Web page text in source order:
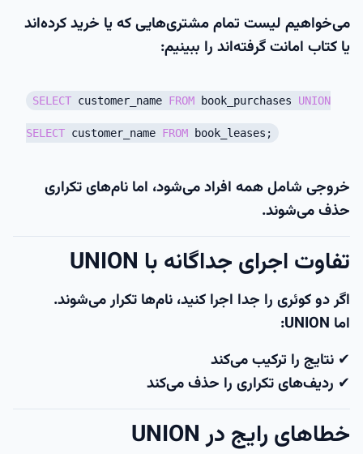
می‌خواهیم لیست تمام مشتری‌هایی کهیا خرید کرده‌اند
یا کتاب امانت گرفته‌اند را ببینیم:
SELECT customer_name FROM book_purchases UNION
SELECT customer_name FROM book_leases;
خروجی شامل همه افراد می‌شود، اما نام‌های تکراری
حذف می‌شوند.
تفاوت اجرای جداگانه با UNION
اگر دو کوئری را جدا اجرا کنید، نام‌ها تکرار می‌شوند.
اما UNION:
✔ نتایج را ترکیب می‌کند
✔ ردیف‌های تکراری را حذف می‌کند
خطاهای رایج در UNION